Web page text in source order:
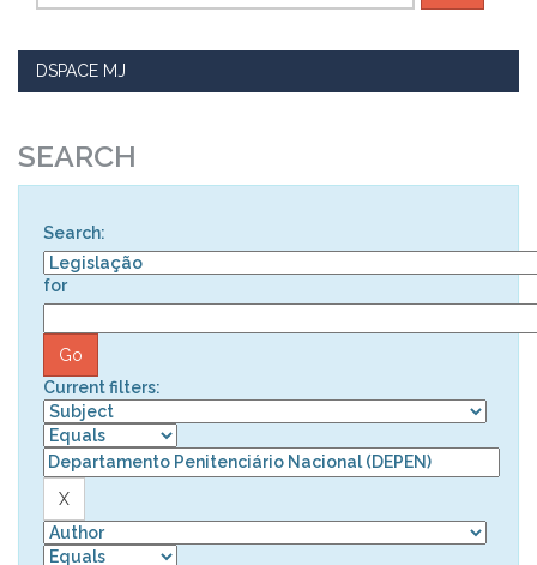
DSPACE MJ
SEARCH
Search:
for
Current filters: